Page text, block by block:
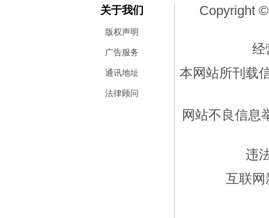
关于我们
版权声明
广告服务
通讯地址
法律顾问
Copyright
经
本网站所刊载
网站不良信息
违
互联网